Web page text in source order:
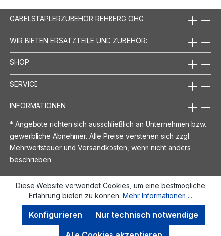
GABELSTAPLERZUBEHÖR REHBERG OHG
WIR BIETEN ERSATZTEILE UND ZUBEHÖR:
SHOP
SERVICE
INFORMATIONEN
* Angebote richten sich ausschließlich an Unternehmen bzw.
gewerbliche Abnehmer. Alle Preise verstehen sich zzgl.
Mehrwertsteuer und Versandkosten , wenn nicht anders
beschrieben
Diese Website verwendet Cookies, um eine bestmögliche
Erfahrung bieten zu können. Mehr Informationen ...
Nur technisch notwendige
Konfigurieren